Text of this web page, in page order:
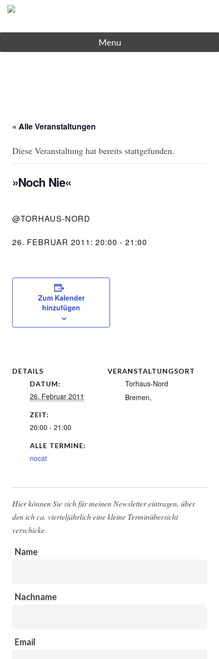
Menu
« Alle Veranstaltungen
Diese Veranstaltung hat bereits stattgefunden.
»Noch Nie«
@TORHAUS-NORD
26. FEBRUAR 2011: 20:00 - 21:00
Zum Kalender
hinzufügen
DETAILS
DATUM:
26. Februar 2011
ZEIT:
20:00 - 21:00
ALLE TERMINE:
nocat
VERANSTALTUNGSORT
Torhaus-Nord
Bremen,
Hier können Sie sich für meinen Newsletter eintragen, über
den ich ca. vierteljährlich eine kleine Terminübersicht
verschicke.
Name
Nachname
Email